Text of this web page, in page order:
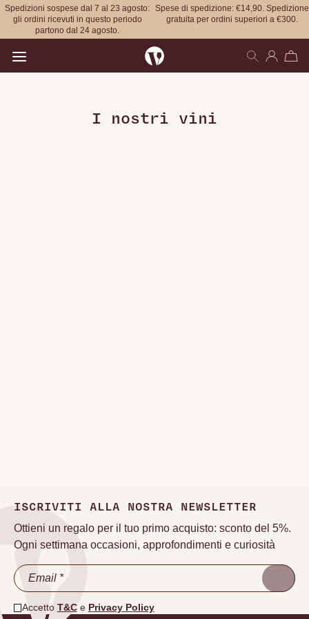
Spedizioni sospese dal 7 al 23 agosto:
gli ordini ricevuti in questo periodo
partono dal 24 agosto.
Spese di spedizione: €14,90. Spedizione
gratuita per ordini superiori a €300.
I nostri vini
ISCRIVITI ALLA NOSTRA NEWSLETTER
Ottieni un regalo per il tuo primo acquisto: sconto del 5%.
Ogni settimana occasioni, approfondimenti e curiosità
Accetto T&Ce Privacy Policy